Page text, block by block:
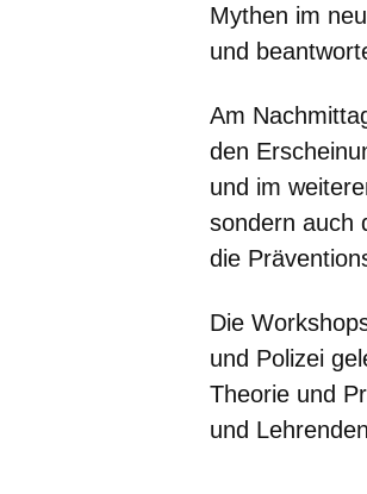
Mythen im
und
Am
den
und im
sondern auch
die
Die
und Polizei
Theorie und
und